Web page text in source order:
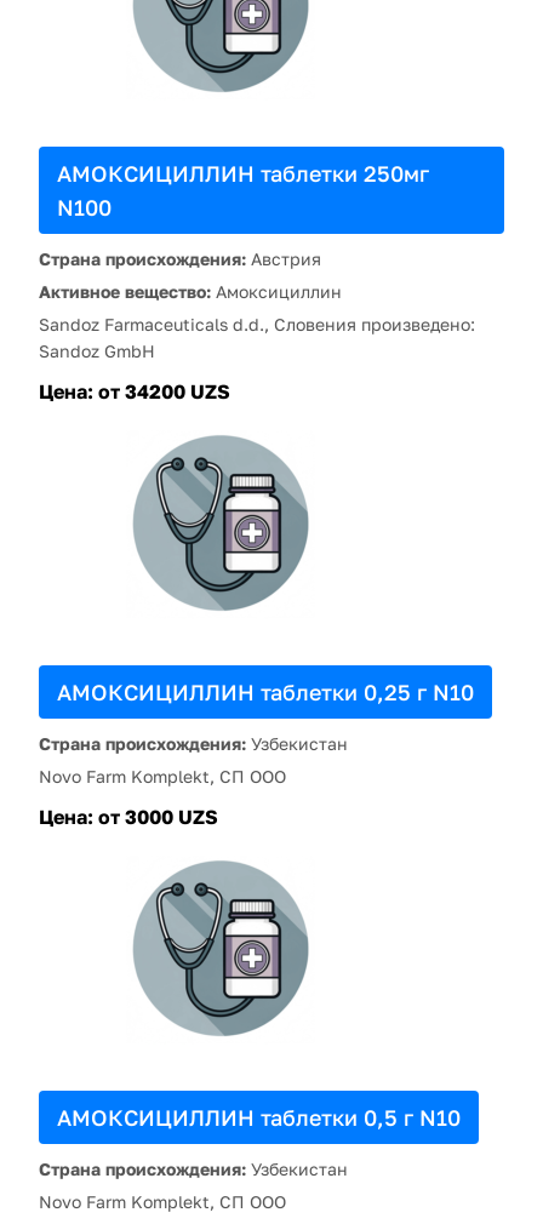
АМОКСИЦИЛЛИН таблетки 250мг
N100
Страна происхождения: Австрия
Активное вещество: Амоксициллин
Sandoz Farmaceuticals d.d., Словения произведено:
Sandoz GmbH
Цена: от 34200 UZS
АМОКСИЦИЛЛИН таблетки 0,25 г N10
Страна происхождения: Узбекистан
Novo Farm Komplekt, СП ООО
Цена: от 3000 UZS
АМОКСИЦИЛЛИН таблетки 0,5 г N10
Страна происхождения: Узбекистан
Novo Farm Komplekt, СП ООО